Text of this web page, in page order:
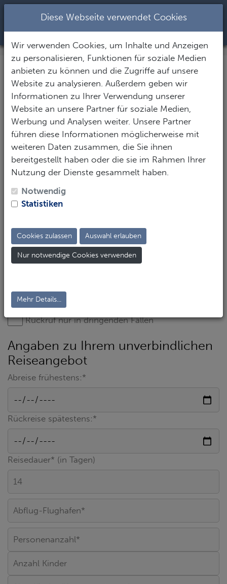
Toggle
Ihre Anfrage: Hotel Riu
Atoll
Vielen herzlichen Dank für Ihr Interesse! Um Ihnen
eine möglichst aussagekräftige Antwort zu geben,
füllen Sie das Formular mit Ihren Wünschen und
Eckdaten aus.
Rückruf nur in dringenden Fällen
Angaben zu Ihrem unverbindlichen
Reiseangebot
Abreise frühestens:*
Rückreise spätestens:*
Reisedauer* (in Tagen)
Diese Webseite verwendet Cookies
Wir verwenden Cookies, um Inhalte und Anzeigen
zu personalisieren, Funktionen für soziale Medien
anbieten zu können und die Zugriffe auf unsere
Website zu analysieren. Außerdem geben wir
Informationen zu Ihrer Verwendung unserer
Website an unsere Partner für soziale Medien,
Werbung und Analysen weiter. Unsere Partner
führen diese Informationen möglicherweise mit
weiteren Daten zusammen, die Sie ihnen
bereitgestellt haben oder die sie im Rahmen Ihrer
Nutzung der Dienste gesammelt haben.
Notwendig
Statistiken
Cookies zulassen Auswahl erlauben
Nur notwendige Cookies verwenden
Mehr Details...